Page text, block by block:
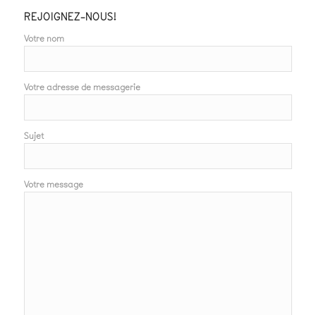
REJOIGNEZ-NOUS!
Votre nom
Votre adresse de messagerie
Sujet
Votre message